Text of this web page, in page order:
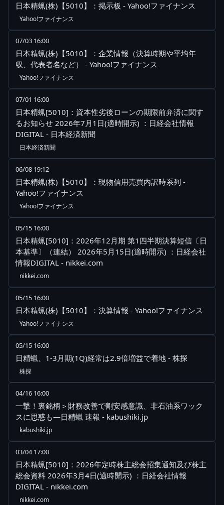
日本精蝋(株)【5010】：掲示板 - Yahoo!ファイナンス
Yahoo!ファイナンス
07/03 16:00
日本精蝋(株)【5010】：企業情報（決算時期や平均年
収、代表者名など） - Yahoo!ファイナンス
Yahoo!ファイナンス
07/01 16:00
日本精蝋[5010]：資本性劣後ローンの期限前弁済に関す
るお知らせ 2026年7月1日(適時開示) ：日経会社情報
DIGITAL - 日本経済新聞
日本経済新聞
06/08 19:12
日本精蝋(株)【5010】：現物信用売買内訳時系列 -
Yahoo!ファイナンス
Yahoo!ファイナンス
05/15 16:00
日本精蝋[5010]：2026年12月期 第1四半期決算短信〔日
本基準〕（連結） 2026年5月15日(適時開示) ：日経会社
情報DIGITAL - nikkei.com
nikkei.com
05/15 16:00
日本精蝋(株)【5010】：決算情報 - Yahoo!ファイナンス
Yahoo!ファイナンス
05/15 16:00
日精蝋、1-3月期(1Q)経常は2.9倍増益で着地 - 株探
株探
04/16 16:00
一撃！裏銘柄＞財務改善で割安感意識、非石油系ワック
スに思惑も―日精蝋 速報 - kabushiki.jp
kabushiki.jp
03/04 17:00
日本精蝋[5010]：2026年定時株主総会招集通知及び株主
総会資料 2026年3月4日(適時開示) ：日経会社情報
DIGITAL - nikkei.com
nikkei.com